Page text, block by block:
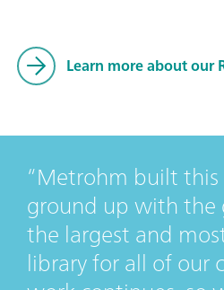
Learn more about our
Metrohm built
ground up with the
the largest and
library for all of our